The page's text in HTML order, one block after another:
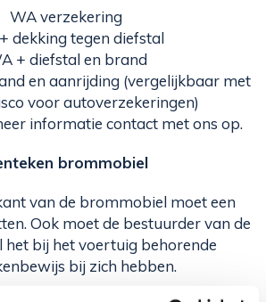
WA verzekering
dekking tegen diefstal
+ diefstal en brand
en aanrijding (vergelijkbaar met
voor autoverzekeringen)
informatie contact met ons op.
brommobiel
van de brommobiel moet een
Ook moet de bestuurder van de
bij het voertuig behorende
bij zich hebben.